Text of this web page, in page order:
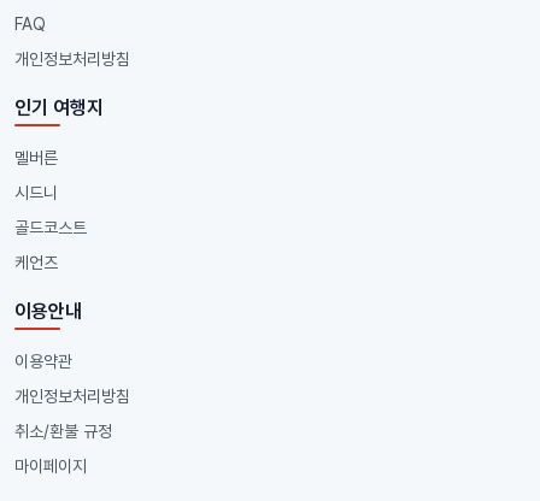
FAQ
개인정보처리방침
인기 여행지
멜버른
시드니
골드코스트
케언즈
이용안내
이용약관
개인정보처리방침
취소/환불 규정
마이페이지